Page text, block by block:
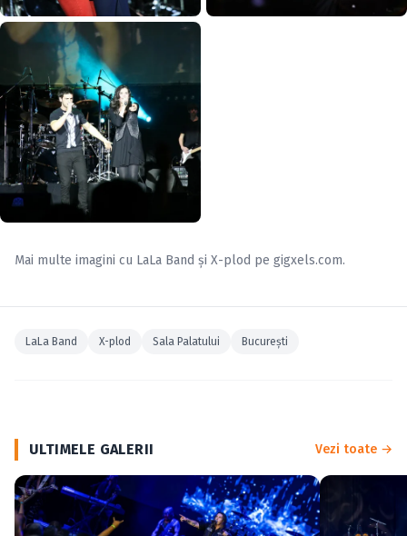
Mai multe imagini cu LaLa Band și X-plod pe gigxels.com.
LaLa Band X-plod Sala Palatului Bucureşti
ULTIMELE GALERII Vezi toate →